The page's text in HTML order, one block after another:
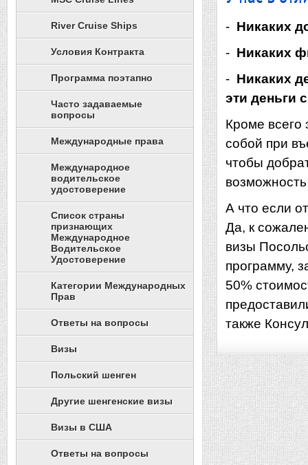
River Cruise Ships
Условия Контракта
Программа поэтапно
Часто задаваемые
вопросы
Международные права
Международное
водительское
удостоверение
Список страны
признающих
Международное
Водительское
Удостоверение
Категории Международных
Прав
Ответы на вопросы
Визы
Польский шенген
Другие шенгенские визы
Визы в США
Ответы на вопросы
- Никаких
- Никаких
- Никаких
эти деньги
Кроме всего
собой при
чтобы
А что если
Да, к
визы
программу,
50%
также